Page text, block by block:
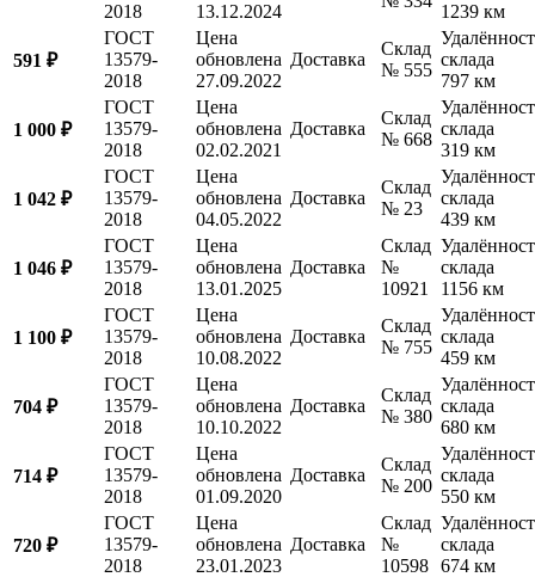
2018
13.12.2024 1239 км
591 ₽
ГОСТ
13579-
2018
Цена
обновлена
27.09.2022
Доставка
Склад
№ 555
склада
797 км
1 000 ₽
ГОСТ
13579-
2018
Цена
обновлена
02.02.2021
Доставка
Склад
№ 668
склада
319 км
1 042 ₽
ГОСТ
13579-
2018
Цена
обновлена
04.05.2022
Доставка
Склад
№ 23
склада
439 км
1 046 ₽
ГОСТ
13579-
2018
Цена
обновлена
13.01.2025
Доставка
Склад
№
10921
склада
1156 км
1 100 ₽
ГОСТ
13579-
2018
Цена
обновлена
10.08.2022
Доставка
Склад
№ 755
склада
459 км
704 ₽
ГОСТ
13579-
2018
Цена
обновлена
10.10.2022
Доставка
Склад
№ 380
склада
680 км
714 ₽
ГОСТ
13579-
2018
Цена
обновлена
01.09.2020
Доставка
Склад
№ 200
склада
550 км
720 ₽
ГОСТ
13579-
2018
Цена
обновлена
23.01.2023
Доставка
Склад
№
10598
склада
674 км